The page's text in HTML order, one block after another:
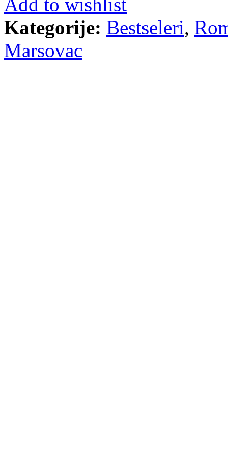
Kategorije: Bestseleri,
Marsovac